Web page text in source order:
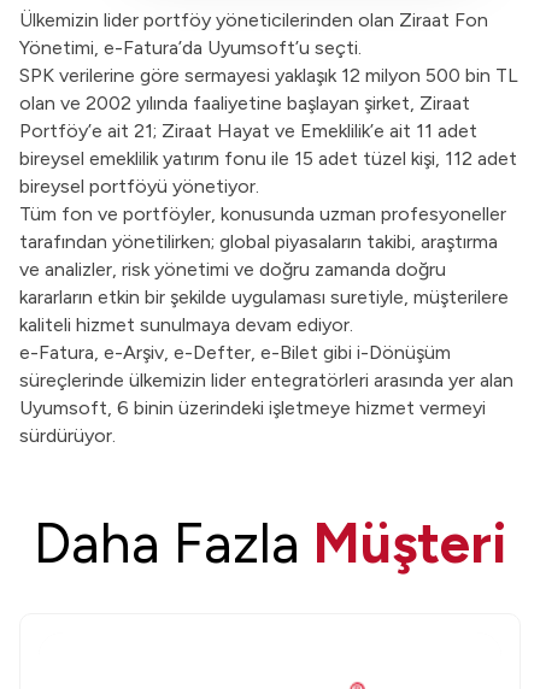
Ülkemizin lider portföy yöneticilerinden olan Ziraat Fon
Yönetimi, e-Fatura’da Uyumsoft’u seçti.
SPK verilerine göre sermayesi yaklaşık 12 milyon 500 bin TL
olan ve 2002 yılında faaliyetine başlayan şirket, Ziraat
Portföy’e ait 21; Ziraat Hayat ve Emeklilik’e ait 11 adet
bireysel emeklilik yatırım fonu ile 15 adet tüzel kişi, 112 adet
bireysel portföyü yönetiyor.
Tüm fon ve portföyler, konusunda uzman profesyoneller
tarafından yönetilirken; global piyasaların takibi, araştırma
ve analizler, risk yönetimi ve doğru zamanda doğru
kararların etkin bir şekilde uygulaması suretiyle, müşterilere
kaliteli hizmet sunulmaya devam ediyor.
e-Fatura, e-Arşiv, e-Defter, e-Bilet gibi i-Dönüşüm
süreçlerinde ülkemizin lider entegratörleri arasında yer alan
Uyumsoft, 6 binin üzerindeki işletmeye hizmet vermeyi
sürdürüyor.
Daha Fazla Müşteri